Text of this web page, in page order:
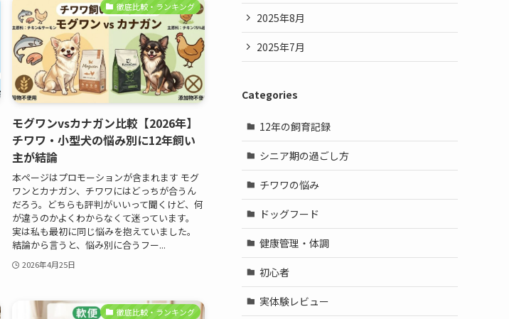
徹底比較・ランキング
モグワンvsカナガン比較【2026年】
チワワ・小型犬の悩み別に12年飼い
主が結論
本ページはプロモーションが含まれます モグ
ワンとカナガン、チワワにはどっちが合うん
だろう。どちらも評判がいいって聞くけど、何
が違うのかよくわからなくて迷っています。
実は私も最初に同じ悩みを抱えていました。
結論から言うと、悩み別に合うフー...
2026年4月25日
徹底比較・ランキング
2025年8月
2025年7月
Categories
12年の飼育記録
シニア期の過ごし方
チワワの悩み
ドッグフード
健康管理・体調
初心者
実体験レビュー